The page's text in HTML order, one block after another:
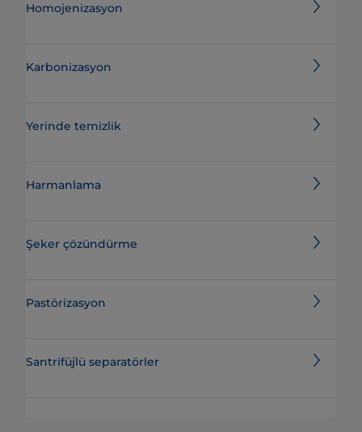
Homojenizasyon
Karbonizasyon
Yerinde temizlik
Harmanlama
Şeker çözündürme
Pastörizasyon
Santrifüjlü separatörler